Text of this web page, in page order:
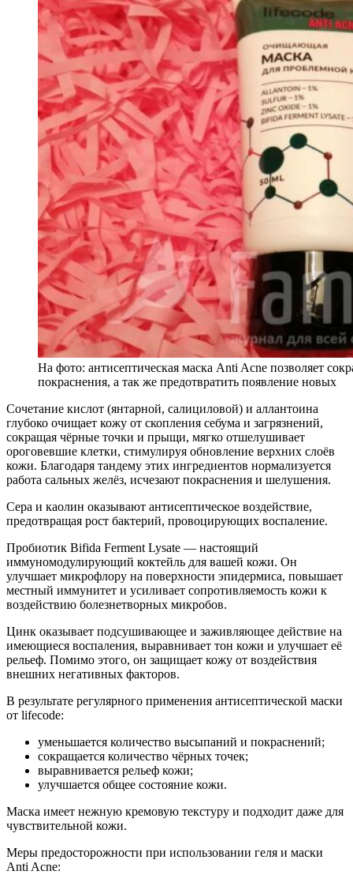
На фото: антисептическая маска Anti Acne позволяет
покраснения, а так же предотвратить появление новых
Сочетание кислот (янтарной, салициловой) и аллантоина
глубоко очищает кожу от скопления себума и загрязнений,
сокращая чёрные точки и прыщи, мягко отшелушивает
ороговевшие клетки, стимулируя обновление верхних слоёв
кожи. Благодаря тандему этих ингредиентов нормализуется
работа сальных желёз, исчезают покраснения и шелушения.
Сера и каолин оказывают антисептическое воздействие,
предотвращая рост бактерий, провоцирующих воспаление.
Пробиотик Bifida Ferment Lysate — настоящий
иммуномодулирующий коктейль для вашей кожи. Он
улучшает микрофлору на поверхности эпидермиса, повышает
местный иммунитет и усиливает сопротивляемость кожи к
воздействию болезнетворных микробов.
Цинк оказывает подсушивающее и заживляющее действие на
имеющиеся воспаления, выравнивает тон кожи и улучшает её
рельеф. Помимо этого, он защищает кожу от воздействия
внешних негативных факторов.
В результате регулярного применения антисептической маски
от lifecode:
уменьшается количество высыпаний и покраснений;
сокращается количество чёрных точек;
выравнивается рельеф кожи;
улучшается общее состояние кожи.
Маска имеет нежную кремовую текстуру и подходит даже для
чувствительной кожи.
Меры предосторожности при использовании геля и маски
Anti Acne: